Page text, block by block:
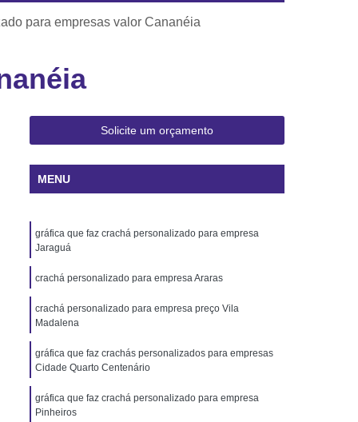
Catarina
Cartão de Visita Pvc Pará
de Janeiro
Cordão de Crachá
Cordão para Crachá Digital
Cordão Poliéster para Crachá
Cordão para Crachá
Personalizados Santa Catarina
Personalizada Rio de Janeiro
Crachá Minas Gerais
Personalizada Rio de Janeiro
Rio Grande do Sul
para empresas valor Cananéia
Solicite um orçamento
MENU
gráfica que faz crachá personalizado para empresa
Jaraguá
crachá personalizado para empresa Araras
crachá personalizado para empresa preço Vila
Madalena
gráfica que faz crachás personalizados para empresas
Cidade Quarto Centenário
gráfica que faz crachá personalizado para empresa
Pinheiros